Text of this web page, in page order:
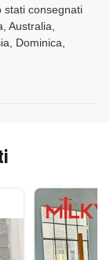
stati consegnati
Australia,
Dominica,